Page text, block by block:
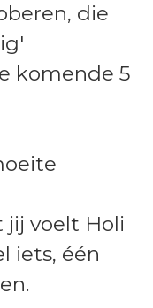
die
komende 5
jij voelt Holi
iets, één